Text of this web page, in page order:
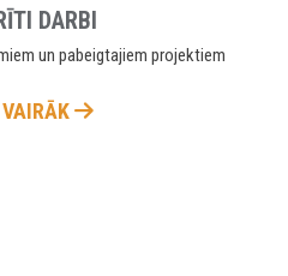
DARBI
un pabeigtajiem projektiem